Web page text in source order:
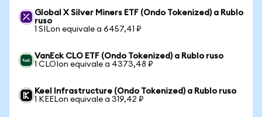
Global X Silver Miners ETF (Ondo Tokenized) a Rublo
ruso
1 SILon equivale a 6457,41 ₽
VanEck CLO ETF (Ondo Tokenized) a Rublo ruso
1 CLOIon equivale a 4373,48 ₽
Keel Infrastructure (Ondo Tokenized) a Rublo ruso
1 KEELon equivale a 319,42 ₽